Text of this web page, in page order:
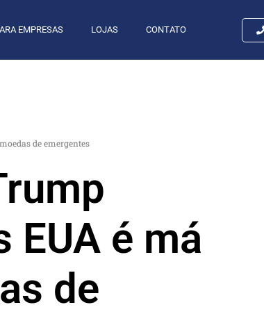
EMPRESAS LOJAS CONTATO
de emergentes
EUA é má
de